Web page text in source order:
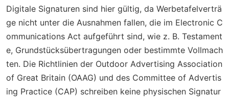
Digitale Signaturen sind hier gültig, da Werbetafelverträ
ge nicht unter die Ausnahmen fallen, die im Electronic C
ommunications Act aufgeführt sind, wie z. B. Testament
e, Grundstücksübertragungen oder bestimmte Vollmach
ten. Die Richtlinien der Outdoor Advertising Association
of Great Britain (OAAG) und des Committee of Advertis
ing Practice (CAP) schreiben keine physischen Signatur